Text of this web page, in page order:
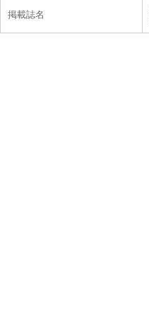
掲載誌名